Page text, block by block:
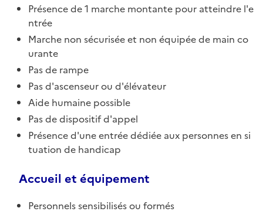
Présence de 1 marche montante pour atteindre l'e
ntrée
Marche non sécurisée et non équipée de main co
urante
Pas de rampe
Pas d'ascenseur ou d'élévateur
Aide humaine possible
Pas de dispositif d'appel
Présence d'une entrée dédiée aux personnes en si
tuation de handicap
Accueil et équipement
Personnels sensibilisés ou formés